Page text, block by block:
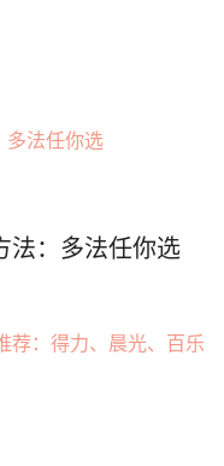
法：多法任你选